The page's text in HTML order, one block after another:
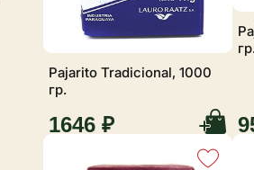
Pajarito Tradicional, 1000
гр.
1646 ₽
гр.